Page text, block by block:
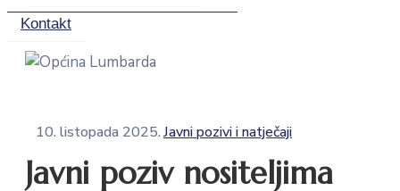
Kontakt
10. listopada 2025.Javni pozivi i natječaji
Javni poziv nositeljima